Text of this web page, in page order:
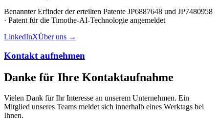
Benannter Erfinder der erteilten Patente JP6887648 und JP7480958
· Patent für die Timothe-AI-Technologie angemeldet
LinkedInXÜber uns →
Kontakt aufnehmen
Danke für Ihre Kontaktaufnahme
Vielen Dank für Ihr Interesse an unserem Unternehmen. Ein
Mitglied unseres Teams meldet sich innerhalb eines Werktags bei
Ihnen.